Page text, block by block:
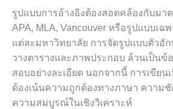
รูปแบบการอ้างอิงต้องสอดคล้องกับมา
APA, MLA, Vancouver หรือรูปแบบเฉ
แต่ละมหาวิทยาลัย การจัดรูปแบบตัวอั
วางตารางและภาพประกอบ ล้วนเป็นข้
สอบอย่างละเอียด นอกจากนี้ การเขียน
ต้องเน้นความถูกต้องทางภาษา ความชั
ความสมบูรณ์ในเชิงวิเคราะห์